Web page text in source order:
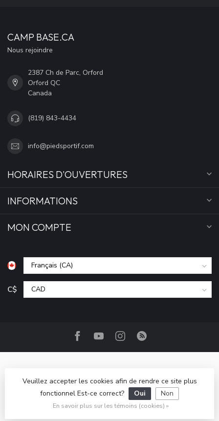
CAMP BASE.CA
Nous rejoindre
2387 Ch de Parc, Orford
Orford QC
Canada
(819) 843-4434
info@piedsportif.com
HORAIRES D'OUVERTURES
INFORMATIONS
MON COMPTE
C$
© Copyright 2026 Camp Base.ca- Powered by Lightspeed
Lightspeed designbyDyvelopment
Veuillez accepter les cookies afin de rendre ce site plus
fonctionnel Est-ce correct?
Oui Non
En savoir plus sur les témoins (cookies) »